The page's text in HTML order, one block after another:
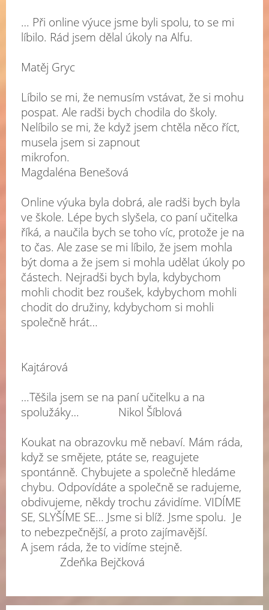
… Při online výuce jsme byli spolu, to se mi
líbilo. Rád jsem dělal úkoly na Alfu.
Matěj Gryc
Líbilo se mi, že nemusím vstávat, že si mohu
pospat. Ale radši bych chodila do školy.
Nelíbilo se mi, že když jsem chtěla něco říct,
musela jsem si zapnout
Magdaléna Benešová
Online výuka byla dobrá, ale radši bych byla
ve škole. Lépe bych slyšela, co paní učitelka
říká, a naučila bych se toho víc, protože je na
to čas. Ale zase se mi líbilo, že jsem mohla
být doma a že jsem si mohla udělat úkoly po
částech. Nejradši bych byla, kdybychom
mohli chodit bez roušek, kdybychom mohli
chodit do družiny, kdybychom si mohli
společně hrát…
Kajtárová
…Těšila jsem se na paní učitelku a na
spolužáky… Nikol Šíblová
Koukat na obrazovku mě nebaví. Mám ráda,
když se smějete, ptáte se, reagujete
spontánně. Chybujete a společně hledáme
chybu. Odpovídáte a společně se radujeme,
obdivujeme, někdy trochu závidíme. VIDÍME
SE, SLYŠÍME SE… Jsme si blíž. Jsme spolu. Je
to nebezpečnější, a proto zajímavější.
A jsem ráda, že to vidíme stejně.
Zdeňka Bejčková